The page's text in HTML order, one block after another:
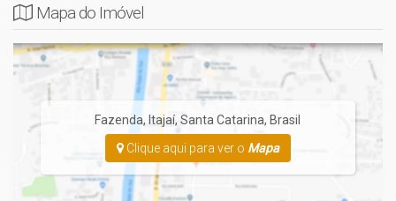
Mapa do Imóvel
Fazenda, Itajaí,Santa Catarina, Brasil
Clique aqui para ver o Mapa